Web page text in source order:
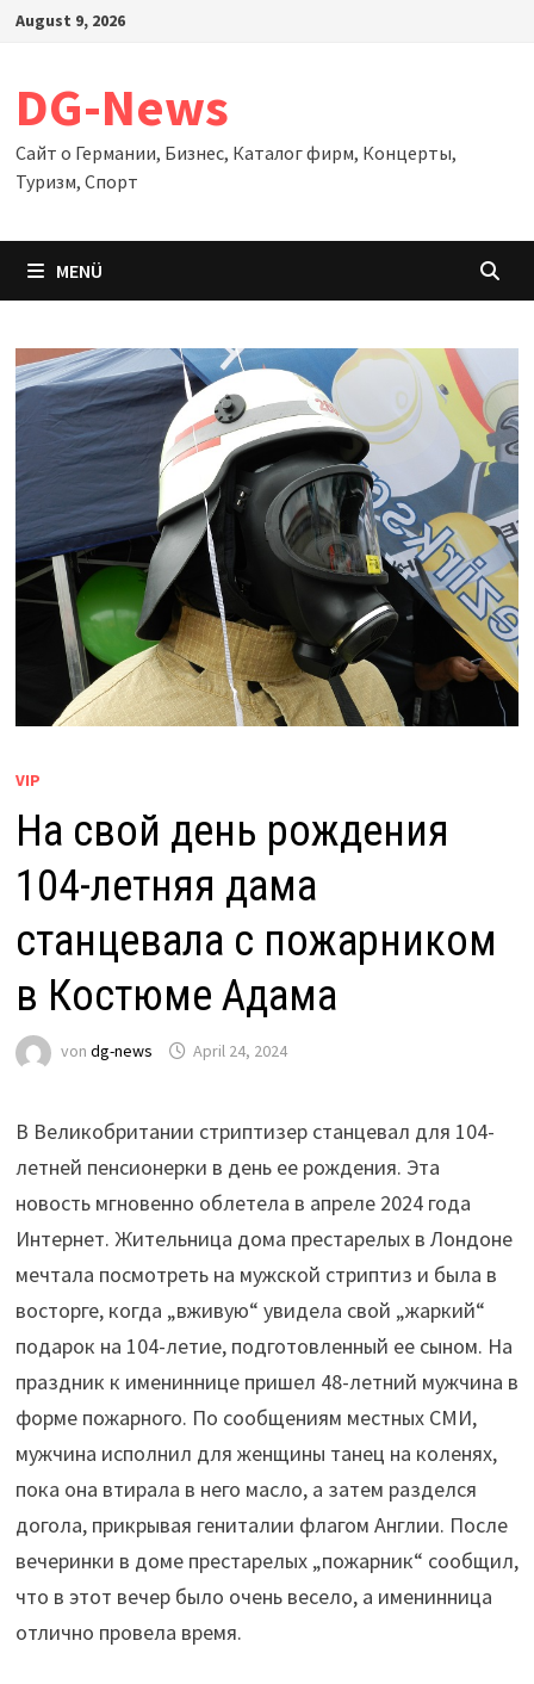
Zum
August 9, 2026
DG-News
Сайт о Германии, Бизнес, Каталог фирм, Концерты,
Туризм, Спорт
MENÜ
VIP
На свой день рождения
104-летняя дама
станцевала с пожарником
в Костюме Адама
von dg-news April 24, 2024
В Великобритании стриптизер станцевал для 104-
летней пенсионерки в день ее рождения. Эта
новость мгновенно облетела в апреле 2024 года
Интернет. Жительница дома престарелых в Лондоне
мечтала посмотреть на мужской стриптиз и была в
восторге, когда „вживую“ увидела свой „жаркий“
подарок на 104-летие, подготовленный ее сыном. На
праздник к имениннице пришел 48-летний мужчина в
форме пожарного. По сообщениям местных СМИ,
мужчина исполнил для женщины танец на коленях,
пока она втирала в него масло, а затем разделся
догола, прикрывая гениталии флагом Англии. После
вечеринки в доме престарелых „пожарник“ сообщил,
что в этот вечер было очень весело, а именинница
отлично провела время.